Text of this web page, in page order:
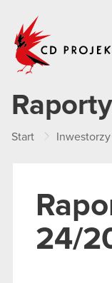
Start Inwestorzy
24/